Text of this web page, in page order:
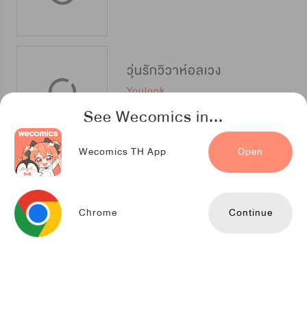
See Wecomics in...
Wecomics TH App Open
Chrome Continue
วุ่นรักวิวาห์อลเวง
Youlook